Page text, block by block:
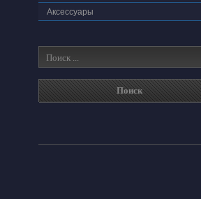
Аксессуары